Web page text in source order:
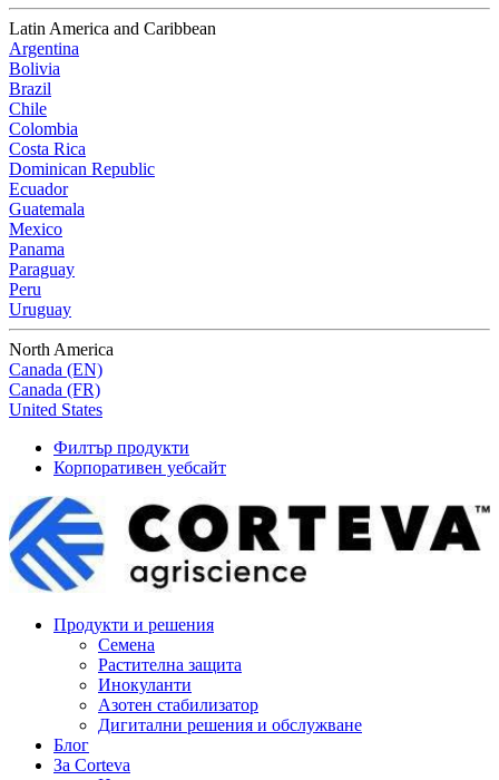
Latin America and Caribbean
Argentina
Bolivia
Brazil
Chile
Colombia
Costa Rica
Dominican Republic
Ecuador
Guatemala
Mexico
Panama
Paraguay
Peru
Uruguay
North America
Canada (EN)
Canada (FR)
United States
Филтър продукти
Корпоративен уебсайт
Продукти и решения
Семена
Растителна защита
Инокуланти
Азотен стабилизатор
Дигитални решения и обслужване
Блог
За Corteva